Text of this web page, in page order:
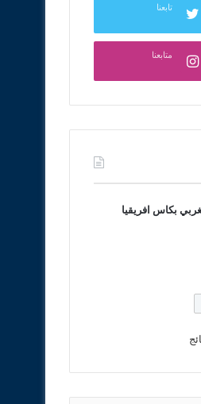
تابعنا
متابعنا
بكاس افريقيا